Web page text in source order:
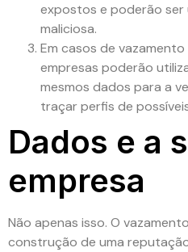
expostos e poderão ser
maliciosa.
Em casos de
empresas poderão
mesmos dados para a
traçar perfis de
Dados e a
empresa
Não apenas isso. O
construção de uma